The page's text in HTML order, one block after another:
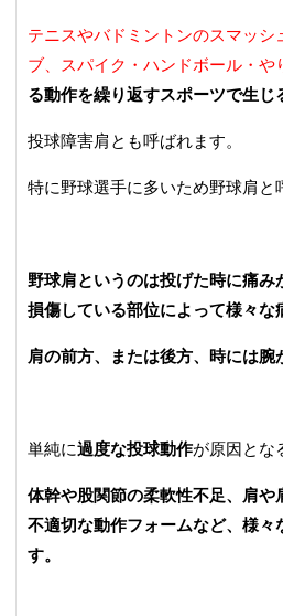
テニスやバドミントンのスマッシ
ブ、スパイク・ハンドボール・や
る動作を繰り返すスポーツで生じ
投球障害肩とも呼ばれます。
特に野球選手に多いため野球肩と
野球肩というのは投げた時に痛み
損傷している部位によって様々な
肩の前方、または後方、時には腕
単純に過度な投球動作が原因とな
体幹や股関節の柔軟性不足、肩や
不適切な動作フォームなど、様々
す。